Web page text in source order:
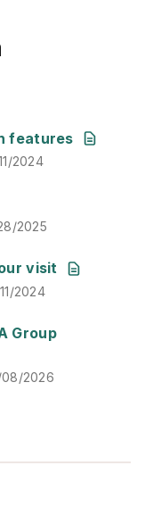
features
2024
2024
2025
visit
2024
2024
Group
2026
2026